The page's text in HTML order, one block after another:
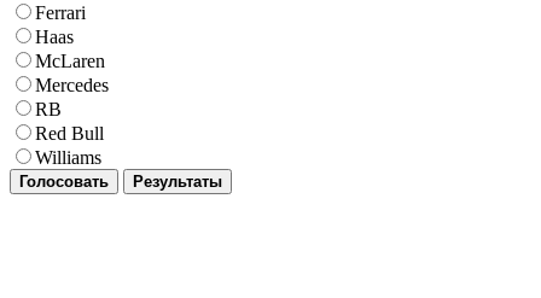
Ferrari
Haas
McLaren
Mercedes
RB
Red Bull
Williams
Голосовать Результаты